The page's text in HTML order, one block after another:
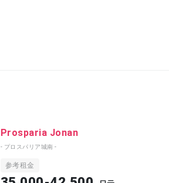
Prosparia Jonan
- プロスパリア城南 -
参考租金